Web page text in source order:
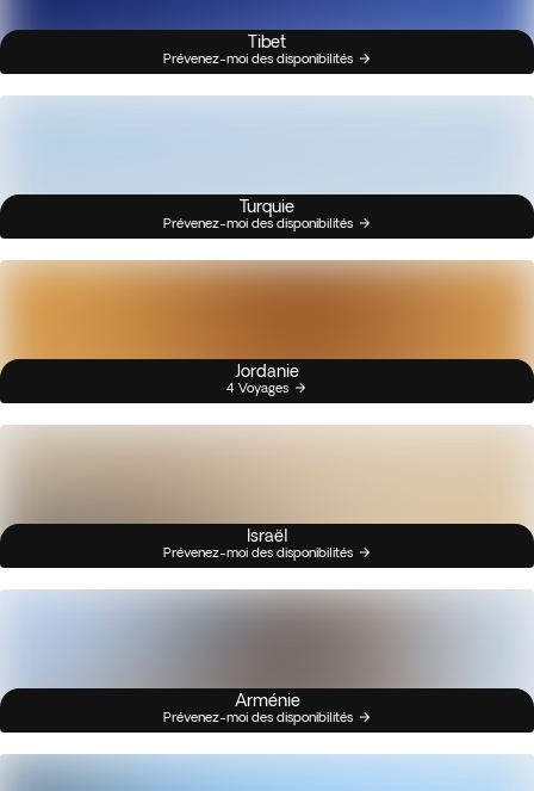
Tibet
Prévenez-moi des disponibilités
Turquie
Prévenez-moi des disponibilités
Jordanie
4 Voyages
Israël
Prévenez-moi des disponibilités
Arménie
Prévenez-moi des disponibilités